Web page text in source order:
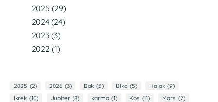
2025 (29)
2024 (24)
2023 (3)
2022 (1)
2025 (2) 2026 (3) Bak (5) Bika (5) Halak (9)
Ikrek (10) Jupiter (8) karma (1) Kos (11) Mars (2)